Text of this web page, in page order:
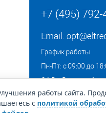
+7 (495) 792-
Email:
График работы
Пн-Пт: с 09:00 до
Сб-Вс: Выходной
работы сайта.
с политикой